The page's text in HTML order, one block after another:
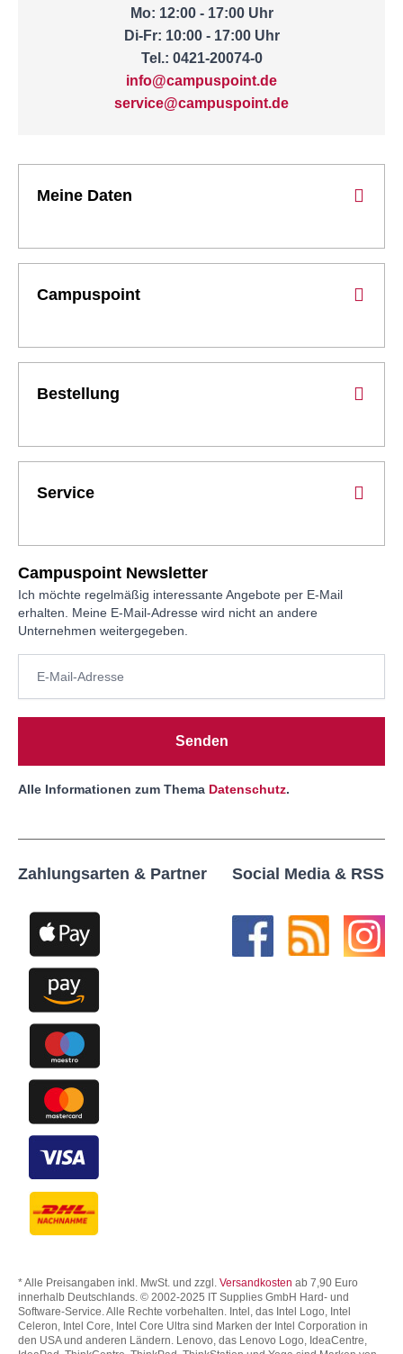
Mo: 12:00 - 17:00 Uhr
Di-Fr: 10:00 - 17:00 Uhr
Tel.: 0421-20074-0
info@campuspoint.de
service@campuspoint.de
Meine Daten
Campuspoint
Bestellung
Service
Campuspoint Newsletter
Ich möchte regelmäßig interessante Angebote per E-Mail
erhalten. Meine E-Mail-Adresse wird nicht an andere
Unternehmen weitergegeben.
Senden
Alle Informationen zum Thema Datenschutz.
Zahlungsarten & Partner Social Media & RSS
* Alle Preisangaben inkl. MwSt. und zzgl. Versandkosten ab 7,90 Euro
innerhalb Deutschlands. © 2002-2025 IT Supplies GmbH Hard- und
Software-Service. Alle Rechte vorbehalten. Intel, das Intel Logo, Intel
Celeron, Intel Core, Intel Core Ultra sind Marken der Intel Corporation in
den USA und anderen Ländern. Lenovo, das Lenovo Logo, IdeaCentre,